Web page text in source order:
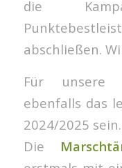
die
abschließen.
Für unsere
ebenfalls das
2024/2025 sein.
Die